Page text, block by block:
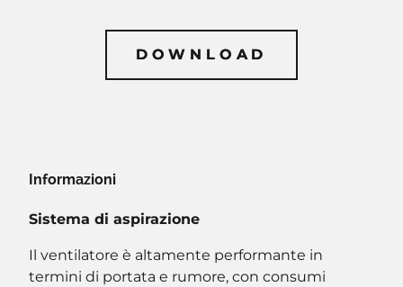
DOWNLOAD
DOWNLOAD
Informazioni
Sistema di aspirazione
Il ventilatore è altamente performante in
termini di portata e rumore, con consumi